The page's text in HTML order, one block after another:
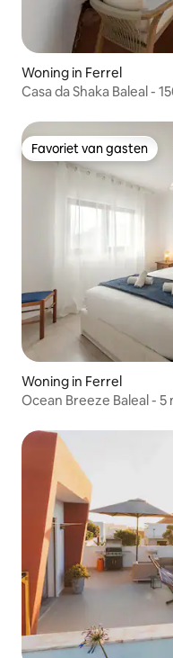
Woning in Ferrel
Casa da Shaka Baleal -
Favoriet van gasten
Favoriet van gasten
Woning in Ferrel
Ocean Breeze Baleal -